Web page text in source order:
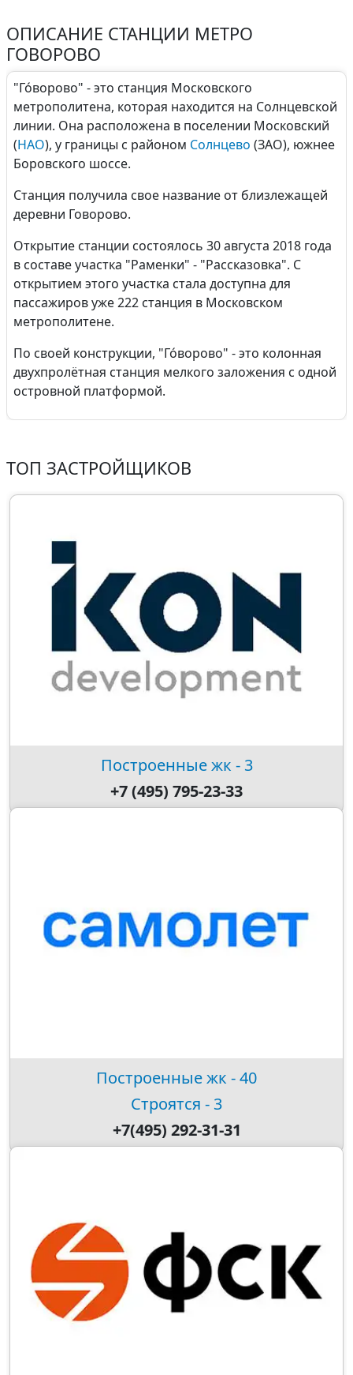
ОПИСАНИЕ СТАНЦИИ МЕТРО
ГОВОРОВО
"Го́ворово" - это станция Московского
метрополитена, которая находится на Солнцевской
линии. Она расположена в поселении Московский
(НАО), у границы с районом Солнцево (ЗАО), южнее
Боровского шоссе.
Станция получила свое название от близлежащей
деревни Говорово.
Открытие станции состоялось 30 августа 2018 года
в составе участка "Раменки" - "Рассказовка". С
открытием этого участка стала доступна для
пассажиров уже 222 станция в Московском
метрополитене.
По своей конструкции, "Го́ворово" - это колонная
двухпролётная станция мелкого заложения с одной
островной платформой.
ТОП ЗАСТРОЙЩИКОВ
Построенные жк - 3
+7 (495) 795-23-33
Построенные жк - 40
Строятся - 3
+7(495) 292-31-31